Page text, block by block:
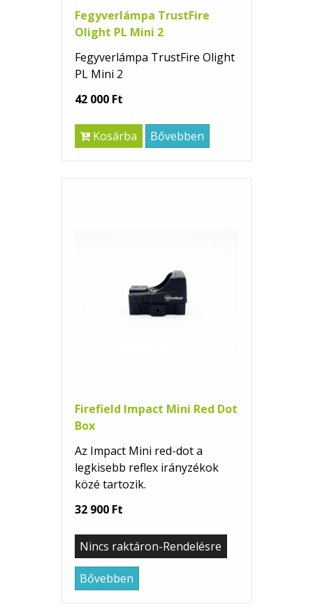
Fegyverlámpa TrustFire
Olight PL Mini 2
Fegyverlámpa TrustFire Olight
PL Mini 2
42 000 Ft
Kosárba Bővebben
Firefield Impact Mini Red Dot
Box
Az Impact Mini red-dot a
legkisebb reflex irányzékok
közé tartozik.
32 900 Ft
Nincs raktáron-Rendelésre
Bővebben